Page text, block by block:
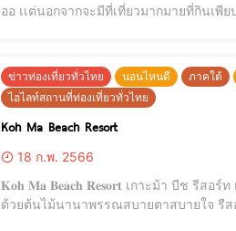
ออ เเต่นอกจากจะมีที่เที่ยวมากมายที่กินเพียบเเล้ว ยังมีร้านรถยนต์ เพื่อตรวจเช็คเครื่องยนต์ต่างๆ ร้านนวดเเผนไทยนวดเพื่
ข่าวท่องเที่ยวทั่วไทย นอนไหนดี ภาคใต้
ไฮไลท์สถานที่ท่องเที่ยวทั่วไทย
Koh Ma Beach Resort
18 ก.พ. 2566
𝐊𝐨𝐡 𝐌𝐚 𝐁𝐞𝐚𝐜𝐡 𝐑𝐞𝐬𝐨𝐫𝐭 เกาะม้า บีช รีสอร์ท เกาะพะงัน จ.สุราษฎร์ธานี พาคุณสัมผัสกับ บรรยากาศริมทะเล บรรยากาศร่มรื่นภายในตกแต่ง
ด้วยต้นไม้นานาพรรณสบายตาสบายใจ รีสอร์ทริมหาดเงียบสงบเป็นส่วนตัวเหมาะกับการพักผ่อนชาร์จพลังให้หัวใจจากงาน มีกิจกรรมสนุกๆ